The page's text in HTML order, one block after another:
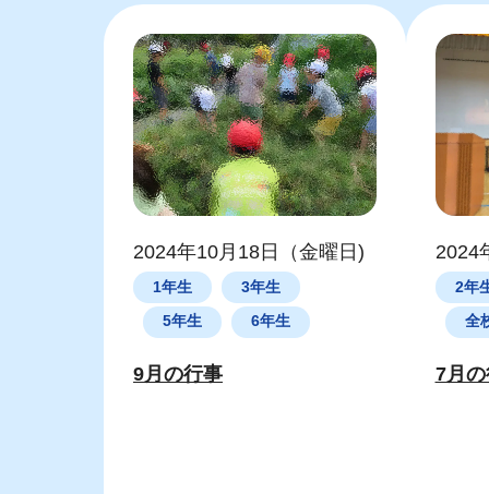
2024年10月18日（金曜日)
1年生 3年生
5年生 6年生
9月の行事
2024
2年
全
7月